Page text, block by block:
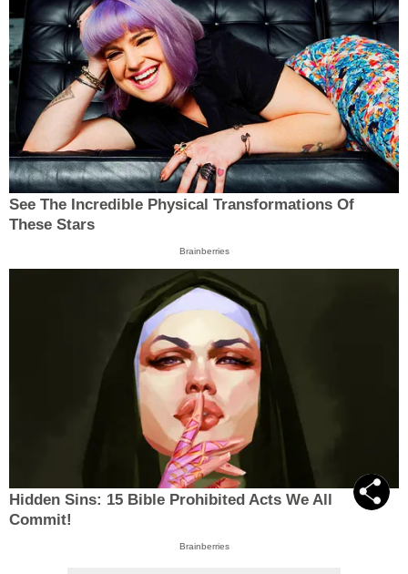
See The Incredible Physical Transformations Of
These Stars
Brainberries
Hidden Sins: 15 Bible Prohibited Acts We All
Commit!
Brainberries